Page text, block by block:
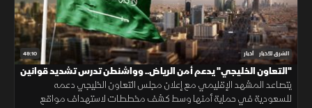
49:10 الشرق للأخبار أخبار
"التعاون الخليجي" يدعم أمن الرياض.. وواشنطن تدرس تشديد قوانين
الهجرة
يتصاعد المشهد الإقليمي مع إعلان مجلس التعاون الخليجي دعمه
للسعودية في حماية أمنها وسط كشف مخططات لاستهداف مواقع